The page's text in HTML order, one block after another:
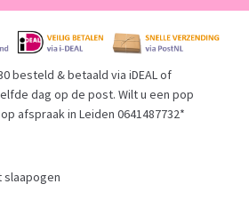
zonder kleding
besteld & betaald via iDEAL of
dag op de post. Wilt u een pop
afspraak in Leiden 0641487732*
slaapogen